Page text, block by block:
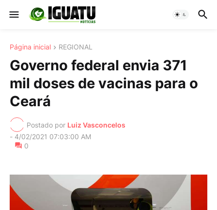
Página inicial REGIONAL
Governo federal envia 371
mil doses de vacinas para o
Ceará
Postado por Luiz Vasconcelos
- 4/02/2021 07:03:00 AM
0